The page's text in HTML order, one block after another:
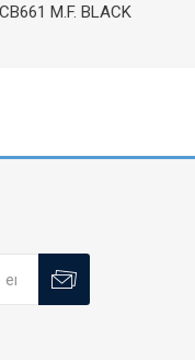
M.F. BLACK